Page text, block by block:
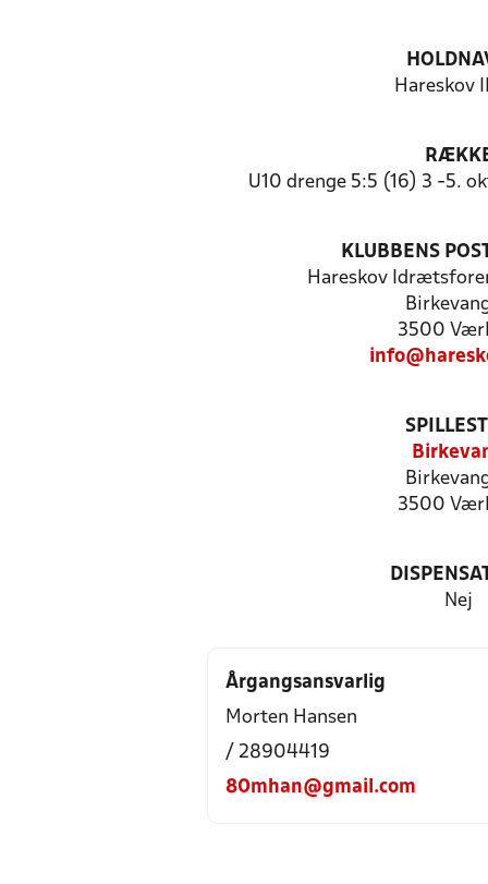
Hareskov
U10 drenge 5:5 (16) 3 -5.
KLUBBENS
Hareskov
3500
3500
Nej
Årgangsansvarlig
Morten Hansen
/ 28904419
80mhan@gmail.com